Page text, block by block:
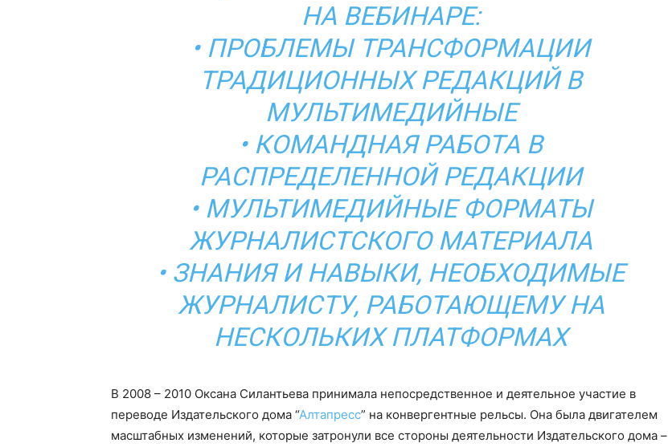
НА ВЕБИНАРЕ:
• ПРОБЛЕМЫ ТРАНСФОРМАЦИИ
ТРАДИЦИОННЫХ РЕДАКЦИЙ В
МУЛЬТИМЕДИЙНЫЕ
• КОМАНДНАЯ РАБОТА В
РАСПРЕДЕЛЕННОЙ РЕДАКЦИИ
• МУЛЬТИМЕДИЙНЫЕ ФОРМАТЫ
ЖУРНАЛИСТСКОГО МАТЕРИАЛА
• ЗНАНИЯ И НАВЫКИ, НЕОБХОДИМЫЕ
ЖУРНАЛИСТУ, РАБОТАЮЩЕМУ НА
НЕСКОЛЬКИХ ПЛАТФОРМАХ
В 2008 – 2010 Оксана Силантьева принимала непосредственное и деятельное участие в
переводе Издательского дома “Алтапресс” на конвергентные рельсы. Она была двигателем
масштабных изменений, которые затронули все стороны деятельности Издательского дома –